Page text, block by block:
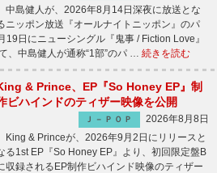
中島健人が、2026年8月14日深夜に放送とな
ニッポン放送『オールナイトニッポン』のパ
日にニューシングル『鬼事 / Fiction Love』
、中島健人が通称“1部”のパ … 続きを読む
& Prince、EP『So Honey EP』制
ビハインドのティザー映像を公開
Ｊ－ＰＯＰ
2026年8月8日
King & Princeが、2026年9月2日にリリースと
る1st EP『So Honey EP』より、初回限定盤B
収録されるEP制作ビハインド映像のティザー